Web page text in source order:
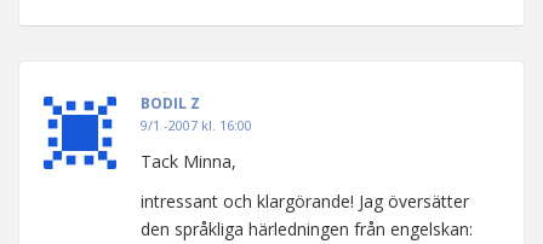
BODIL Z
9/1 -2007 kl. 16:00
Tack Minna,
intressant och klargörande! Jag översätter
den språkliga härledningen från engelskan: